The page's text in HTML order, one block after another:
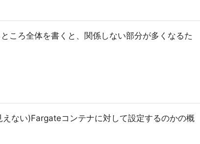
ころ全体を書くと、関係しない部分が多くなるた
ない)Fargateコンテナに対して設定するのかの概